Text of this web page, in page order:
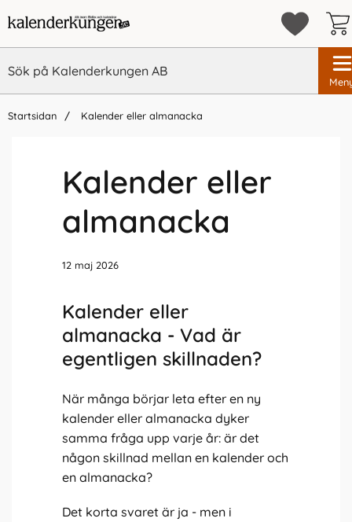
Startsidan Kalender eller almanacka
Kalender eller
almanacka
12 maj 2026
Kalender eller
almanacka - Vad är
egentligen skillnaden?
När många börjar leta efter en ny
kalender eller almanacka dyker
samma fråga upp varje år: är det
någon skillnad mellan en kalender och
en almanacka?
Det korta svaret är ja - men i